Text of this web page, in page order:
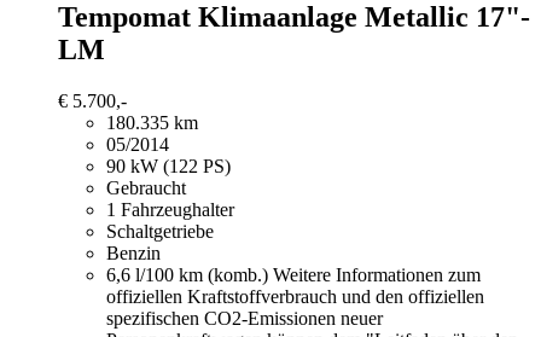
Tempomat Klimaanlage Metallic 17"-
LM
€ 5.700,-
180.335 km
05/2014
90 kW (122 PS)
Gebraucht
1 Fahrzeughalter
Schaltgetriebe
Benzin
6,6 l/100 km (komb.) Weitere Informationen zum
offiziellen Kraftstoffverbrauch und den offiziellen
spezifischen CO2-Emissionen neuer